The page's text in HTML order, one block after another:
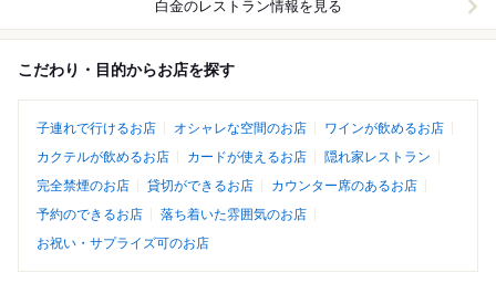
白金のレストラン情報を見る
こだわり・目的からお店を探す
子連れで行けるお店 オシャレな空間のお店
ワインが飲めるお店
カクテルが飲めるお店
カードが使えるお店
隠れ家レストラン
完全禁煙のお店
貸切ができるお店
カウンター席のあるお店
予約のできるお店
落ち着いた雰囲気のお店
お祝い・サプライズ可のお店